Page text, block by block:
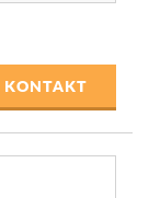
KONTAKT